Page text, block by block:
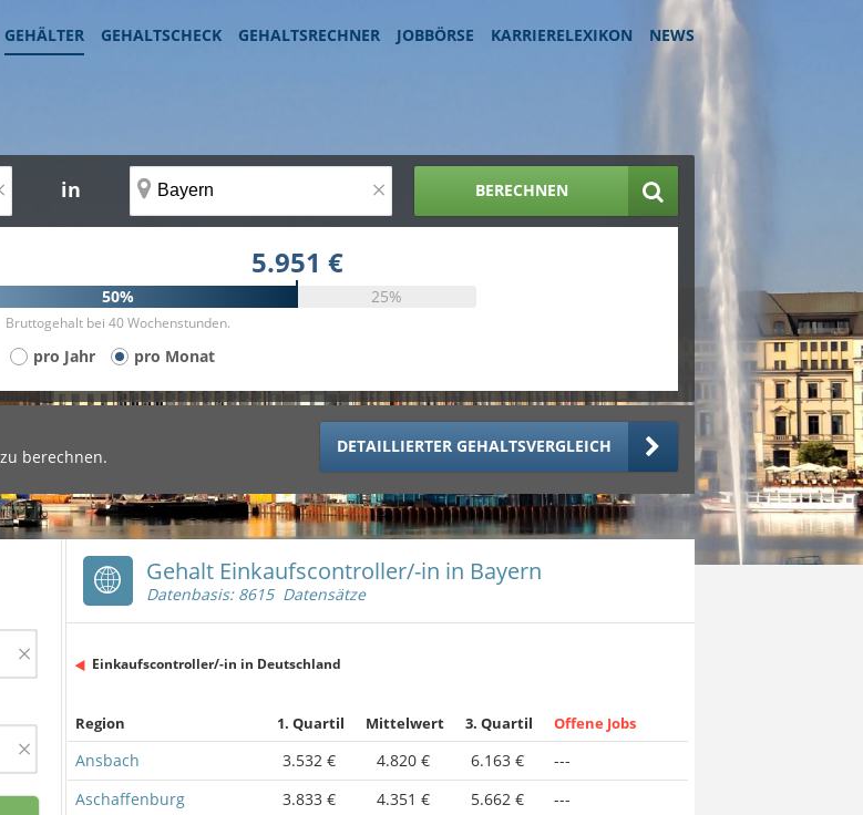
GEHÄLTER GEHALTSCHECK GEHALTSRECHNER JOBBÖRSE KARRIERELEXIKON NEWS
in × BERECHNEN
5.951 €
50% 25%
Bruttogehalt bei 40 Wochenstunden.
pro Jahr pro Monat
berechnen.
DETAILLIERTER GEHALTSVERGLEICH
Gehalt Einkaufscontroller/-in in Bayern
Datenbasis: 8615 Datensätze
Einkaufscontroller/-in in Deutschland
Region 1. Quartil Mittelwert 3. Quartil Offene Jobs
Ansbach 3.532 € 4.820 € 6.163 €
---
Aschaffenburg
3.833 € 4.351 € 5.662 €
---
×
×